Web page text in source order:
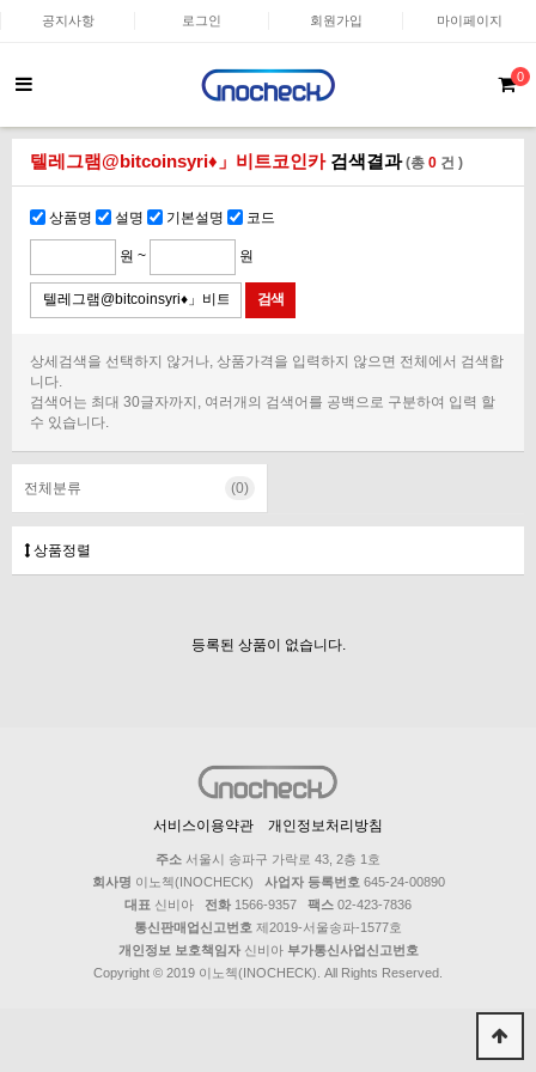
공지사항 로그인 회원가입 마이페이지
0
텔레그램@bitcoinsyri♦」비트코인카검색결과(총 0 건 )
상품명 설명 기본설명 코드
원 ~ 원
상세검색을 선택하지 않거나, 상품가격을 입력하지 않으면 전체에서 검색합
니다.
검색어는 최대 30글자까지, 여러개의 검색어를 공백으로 구분하여 입력 할
수 있습니다.
전체분류 (0)
상품정렬
등록된 상품이 없습니다.
서비스이용약관 개인정보처리방침
주소 서울시 송파구 가락로 43, 2층 1호
회사명 이노첵(INOCHECK) 사업자 등록번호 645-24-00890
대표 신비아 전화 1566-9357 팩스 02-423-7836
통신판매업신고번호 제2019-서울송파-1577호
개인정보 보호책임자신비아 부가통신사업신고번호
Copyright © 2019 이노첵(INOCHECK). All Rights Reserved.